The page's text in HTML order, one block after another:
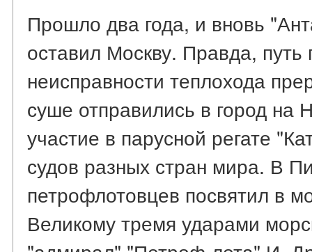
Прошло два года, и вновь
оставил Москву. Правда, путь
неисправности теплохода
суше отправились в город на
участие в парусной регате
судов разных стран мира. В
петрофлотовцев посвятил в
Великому тремя ударами